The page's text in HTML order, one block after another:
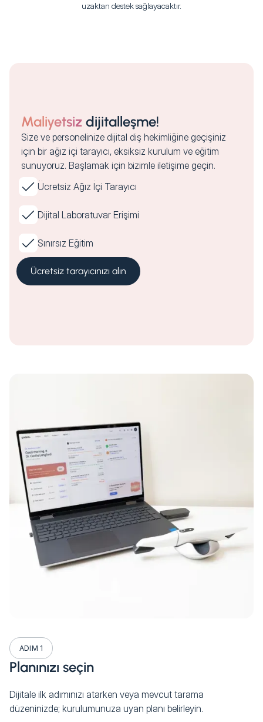
uzaktan destek sağlayacaktır.
Maliyetsiz dijitalleşme!
Size ve personelinize dijital diş hekimliğine geçişiniz
için bir ağız içi tarayıcı, eksiksiz kurulum ve eğitim
sunuyoruz. Başlamak için bizimle iletişime geçin.
Ücretsiz Ağız İçi Tarayıcı
Dijital Laboratuvar Erişimi
Sınırsız Eğitim
Ücretsiz tarayıcınızı alın
ADIM 1
Planınızı seçin
Dijitale ilk adımınızı atarken veya mevcut tarama
düzeninizde; kurulumunuza uyan planı belirleyin.